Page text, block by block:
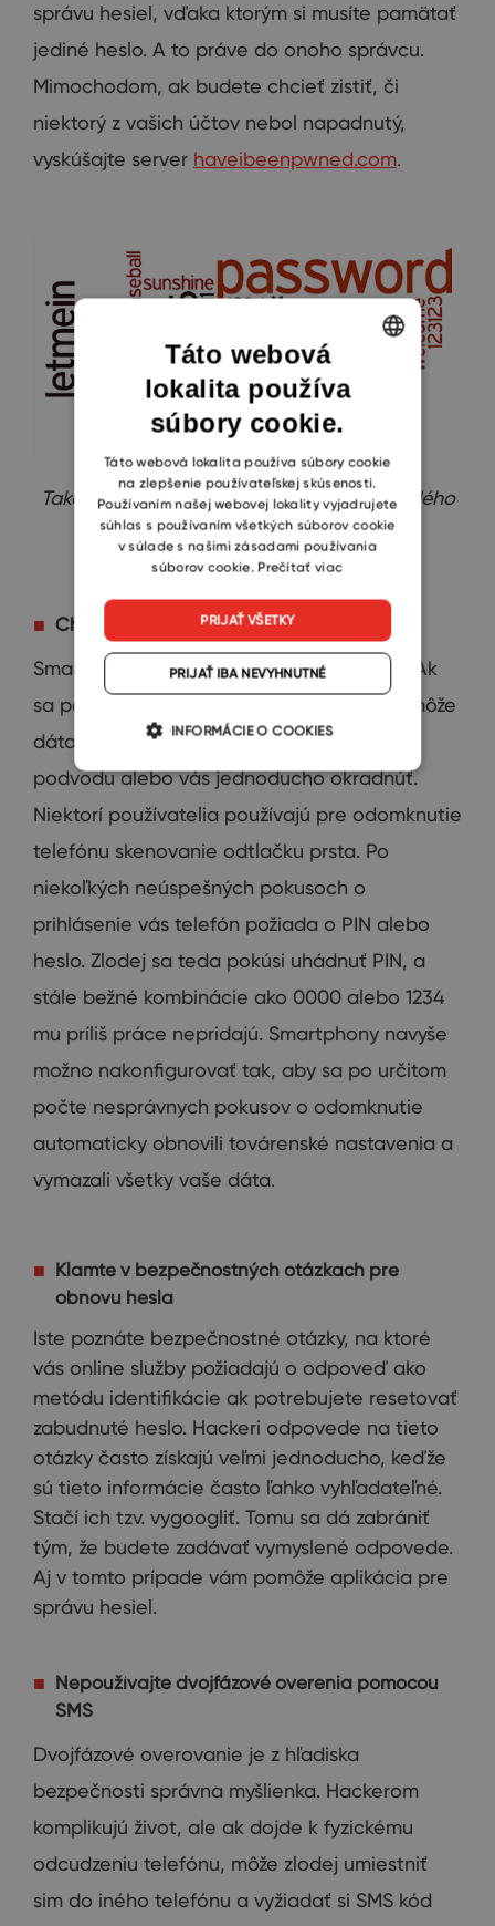
správu hesiel, vďaka ktorým si musíte pamätať
jediné heslo. A to práve do onoho správcu.
Mimochodom, ak budete chcieť zistiť, či
niektorý z vašich účtov nebol napadnutý,
vyskúšajte server haveibeenpwned.com.
Takéto heslá by skutočne mali byť pre každého
užívateľa minulosťou.
Chráňte svoj chytrý telefón
Smartphone zásobáreň dôležitých dát
Ak
sa podvodník
môže
dáta
použiť na zmenu hesiel, spáchanie
podvodu alebo vás jednoducho okradnúť.
Niektorí používatelia používajú pre odomknutie
telefónu skenovanie odtlačku prsta. Po
niekoľkých neúspešných pokusoch o
prihlásenie vás telefón požiada o PIN alebo
heslo. Zlodej sa teda pokúsi uhádnuť PIN, a
stále bežné kombinácie ako 0000 alebo 1234
mu príliš práce nepridajú. Smartphony navyše
možno nakonfigurovať tak, aby sa po určitom
počte nesprávnych pokusov o odomknutie
automaticky obnovili továrenské nastavenia a
vymazali všetky vaše dáta.
Klamte v bezpečnostných otázkach pre
obnovu hesla
Iste poznáte bezpečnostné otázky, na ktoré
vás online služby požiadajú o odpoveď ako
metódu identifikácie ak potrebujete resetovať
zabudnuté heslo. Hackeri odpovede na tieto
otázky často získajú veľmi jednoducho, keďže
sú tieto informácie často ľahko vyhľadateľné.
Stačí ich tzv. vygoogliť. Tomu sa dá zabrániť
tým, že budete zadávať vymyslené odpovede.
Aj v tomto prípade vám pomôže aplikácia pre
správu hesiel.
Nepoužívajte dvojfázové overenia pomocou
SMS
Dvojfázové overovanie je z hľadiska
bezpečnosti správna myšlienka. Hackerom
komplikujú život, ale ak dojde k fyzickému
odcudzeniu telefónu, môže zlodej umiestniť
sim do iného telefónu a vyžiadať si SMS kód
ENGLISH
SLOVAK
Táto webová
lokalita používa
súbory cookie.
Táto webová lokalita používa súbory cookie
na zlepšenie používateľskej skúsenosti.
Používaním našej webovej lokality vyjadrujete
súhlas s používaním všetkých súborov cookie
v súlade s našimi zásadami používania
súborov cookie. Prečítať viac
PRIJAŤ VŠETKY
PRIJAŤ IBA NEVYHNUTNÉ
INFORMÁCIE O COOKIES